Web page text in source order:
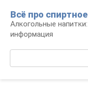
контенту
Всё про спиртное
Алкогольные
информация